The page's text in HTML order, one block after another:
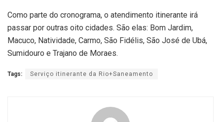
Como parte do cronograma, o atendimento itinerante irá
passar por outras oito cidades. São elas: Bom Jardim,
Macuco, Natividade, Carmo, São Fidélis, São José de Ubá,
Sumidouro e Trajano de Moraes.
Tags: Serviço itinerante da Rio+Saneamento